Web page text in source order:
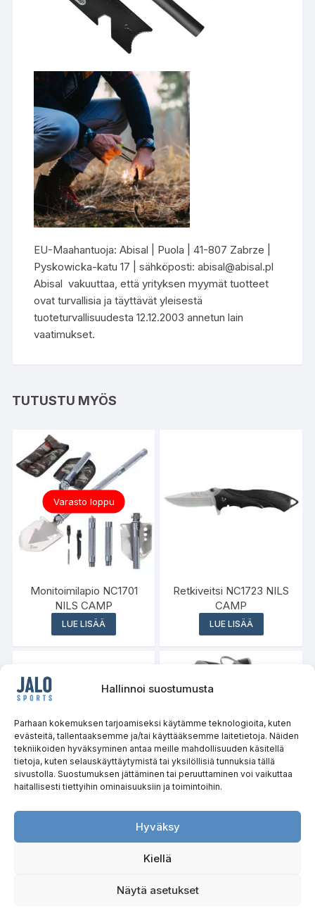
Hallinnoi suostumusta
Parhaan kokemuksen tarjoamiseksi käytämme teknologioita, kuten
evästeitä, tallentaaksemme ja/tai käyttääksemme laitetietoja. Näiden
tekniikoiden hyväksyminen antaa meille mahdollisuuden käsitellä
tietoja, kuten selauskäyttäytymistä tai yksilöllisiä tunnuksia tällä
sivustolla. Suostumuksen jättäminen tai peruuttaminen voi vaikuttaa
haitallisesti tiettyihin ominaisuuksiin ja toimintoihin.
Hyväksy
Kiellä
Näytä asetukset
EU-Maahantuoja: Abisal | Puola | 41-807 Zabrze |
Pyskowicka-katu 17 | sähköposti: abisal@abisal.pl
Abisal vakuuttaa, että yrityksen myymät tuotteet
ovat turvallisia ja täyttävät yleisestä
tuoteturvallisuudesta 12.12.2003 annetun lain
vaatimukset.
TUTUSTU MYÖS
Varasto loppu
Monitoimilapio NC1701
NILS CAMP
LUE LISÄÄ
Retkiveitsi NC1723 NILS
CAMP
LUE LISÄÄ
Varasto loppu
Magnesium Tulukset
LUE LISÄÄ
Reppu Caver 18l NC1950
LUE LISÄÄ